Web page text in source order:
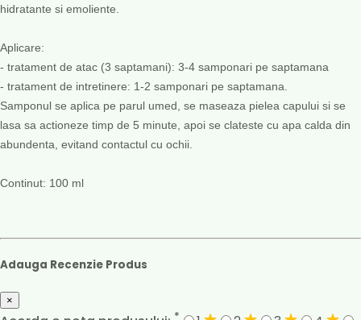
hidratante si emoliente.
Aplicare:
- tratament de atac (3 saptamani): 3-4 samponari pe saptamana
- tratament de intretinere: 1-2 samponari pe saptamana.
Samponul se aplica pe parul umed, se maseaza pielea capului si se
lasa sa actioneze timp de 5 minute, apoi se clateste cu apa calda din
abundenta, evitand contactul cu ochii.
Continut: 100 ml
Adauga Recenzie Produs
×